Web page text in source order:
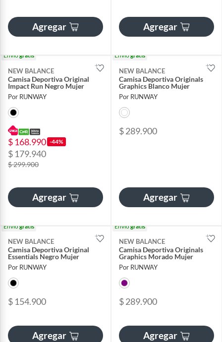
Agregar Agregar
Envíogratis
NEW BALANCE
Camisa Deportiva Original
Impact Run Negro Mujer
Por RUNWAY
$ 168.990 -44%
$ 179.940
$ 299.900
Agregar
Envíogratis
NEW BALANCE
Camisa Deportiva Originals
Graphics Blanco Mujer
Por RUNWAY
$ 289.900
Agregar
Envíogratis
NEW BALANCE
Camisa Deportiva Original
Essentials Negro Mujer
Por RUNWAY
$ 154.900
Agregar
Envíogratis
NEW BALANCE
Camisa Deportiva Originals
Graphics Morado Mujer
Por RUNWAY
$ 289.900
Agregar